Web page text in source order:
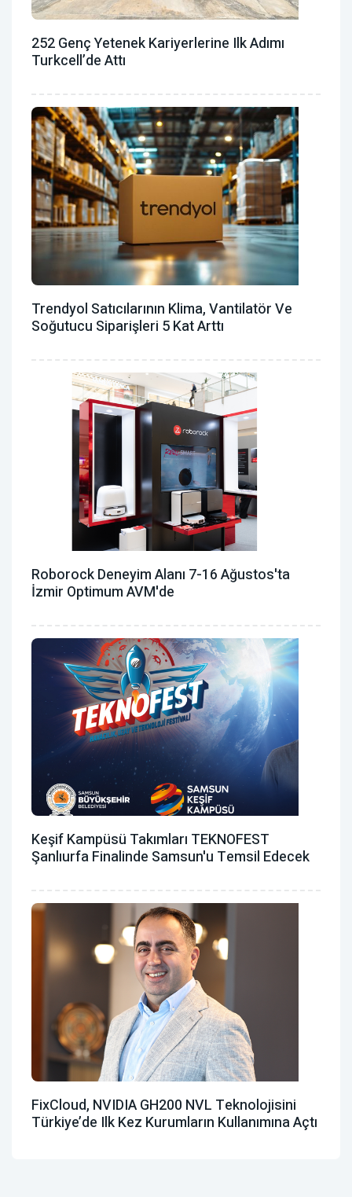
252 Genç Yetenek Kariyerlerine Ilk Adımı
Turkcell’de Attı
Trendyol Satıcılarının Klima, Vantilatör ‎ve
Soğutucu Siparişleri 5 Kat Arttı
Roborock Deneyim Alanı 7-16 Ağustos'ta
İzmir Optimum AVM'de
Keşif Kampüsü Takımları TEKNOFEST
Şanlıurfa Finalinde Samsun'u Temsil Edecek
FixCloud, NVIDIA GH200 NVL Teknolojisini
Türkiye’de Ilk Kez Kurumların Kullanımına Açtı